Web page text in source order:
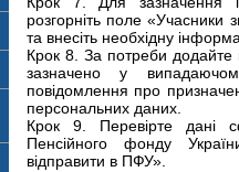
розгорніть поле «Учасники
та внесіть необхідну
Крок 8. За потреби додайте
зазначено у
повідомлення про
персональних даних.
Крок 9. Перевірте дані
Пенсійного фонду
відправити в ПФУ».